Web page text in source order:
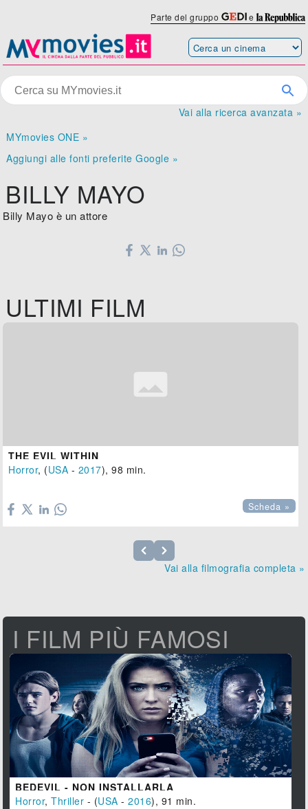
Parte del gruppo e
Vai alla ricerca avanzata »
MYmovies ONE »
Aggiungi alle fonti preferite Google »
BILLY MAYO
Billy Mayo è un attore
ULTIMI FILM
THE EVIL WITHIN
Horror, (USA - 2017), 98 min.
Scheda »
Vai alla filmografia completa »
I FILM PIÙ FAMOSI
BEDEVIL - NON INSTALLARLA
Horror,Thriller - (USA -2016), 91 min.